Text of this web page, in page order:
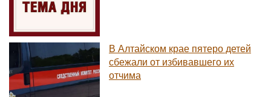
В Алтайском крае пятеро детей
сбежали от избивавшего их
отчима